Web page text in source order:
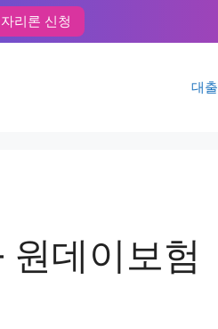
리론 신청
대출
데이보험